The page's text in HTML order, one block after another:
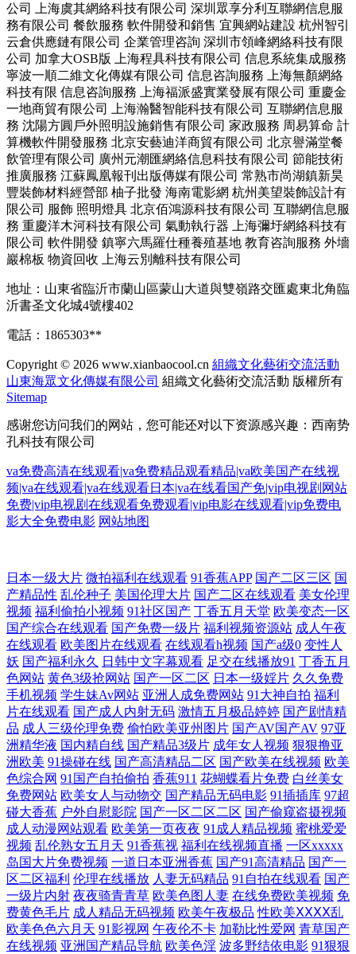
公司
上海虞其網絡科技有限公司 深圳眾享分利互聯網信息服
務有限公司 餐飲服務 軟件開發和銷售 宜興網站建設 杭州智引
云倉供應鏈有限公司 企業管理咨詢 深圳市領峰網絡科技有限
公司 加拿大OSB版 上海程具科技有限公司 信息系統集成服務
寧波一順二維文化傳媒有限公司 信息咨詢服務
上海無顏網絡
科技有限 信息咨詢服務 上海福派盛實業發展有限公司 重慶金
一地商貿有限公司
上海瀚醫智能科技有限公司 互聯網信息服
務 沈陽方圓戶外照明設施銷售有限公司 家政服務 周易算命 計
算機軟件開發服務 北京安藝迪洋商貿有限公司 北京譽滿堂餐
飲管理有限公司 廣州元潮匯網絡信息科技有限公司 節能技術
推廣服務 江蘇鳳凰報刊出版傳媒有限公司 常熟市尚湖鎮新昊
豐裝飾材料經營部 柚子批發 海南電影網 杭州美望裝飾設計有
限公司 服飾 照明燈具 北京佰鴻源科技有限公司 互聯網信息服
務 重慶洋木河科技有限公司 氣動執行器
上海彌圩網絡科技有
限公司 軟件開發 鎮寧六馬羅仕種養殖基地 教育咨詢服務 外墻
巖棉板 物資回收 上海云別離科技有限公司
地址：山東省臨沂市蘭山區蒙山大道與雙嶺路交匯處東北角臨
沂書圣文化城4號樓402
電話：1865303**
Copyright © 2026 www.xianbaocool.cn 組織文化藝術交流活動
山東海眾文化傳媒有限公司 組織文化藝術交流活動 版權所有
Sitemap
感谢您访问我们的网站，您可能还对以下资源感兴趣：西南势
孔科技有限公司
va免费高清在线观看|va免费精品观看精品|va欧美国产在线视
频|va在线观看|va在线观看日本|va在线看国产免|vip电视剧网站
免费|vip电视剧在线观看免费观看|vip电影在线观看|vip免费电
影大全免费电影 网站地图
超碰91操人人 四虎精品WWW 国产自慰大片在线 中文三级在线 欧美孕交a
国产精品口爆一 2018最新电影天堂 日韩精品午夜专区 国产伦久视频免 悠
悠在线观看视频国产 日本成人午夜不卡视频 国产盗摄精品 亚洲武侠另类
动漫 美女精品 www三级 微信微拍极品国产蝌蚪 黄色废料91 欧美日韩国
产动漫在 国产精品老牛影视 亚洲人妻中出 免费大黄 91香蕉污污视频 日韩
视频手机在线 国产一级特黄a 一级a爱 午夜福利男女 精品素人 91猫先生视
频 日本字幕网 国产乱码精品一区 亚洲无码韩国 免费三级韩 a一区二 色情
综合色情播五月 激情在线国产欧美日韩 综艺免费 日本不卡中文字幕精品
国产精彩午夜福利 亚洲精品制服丝袜二区 免费日本污漫bm 超碰大青青97
日本一级大片 微拍福利在线观看 91香蕉APP 国产二区三区 国
产精品性 乱伦种子 美国伦理大片 国产二区在线观看 美女伦理
视频 福利偷拍小视频 91社区国产 丁香五月天堂 欧美变态一区
国产综合在线观看 国产免费一级片 福利视频资源站 成人午夜
在线观看 欧美图片在线观看 在线观看h视频 国产a级0 变性人
妖 国产福利永久 日韩中文字幕观看 足交在线播放91 丁香五月
色网站 黄色3级抢网站 国产一区二区 日本一级婬片 久久免费
手机视频 学生妹Av网站 亚洲人成免费网站 91大神自拍 福利
片在线观看 国产成人内射无码 激情五月极品婷婷 国产剧情精
品 成人三级伦理免费 偷怕欧美亚州图片 国产AV国产AV 97亚
洲精华液 国内精自线 国产精品3级片 成年女人视频 狠狠撸亚
洲欧美 91操碰在线 国产高清精品二区 国产欧美在线视频 欧美
色综合网 91国产自拍偷拍 香蕉911 花蝴蝶看片免费 白丝美女
免费网站 欧美女人与动物交 国产精品无码电影 91插插库 97超
碰大香蕉 户外自慰影院 国产一区二区二区 国产偷窥盗摄视频
成人动漫网站观看 欧美第一页夜夜 91成人精品视频 蜜桃爱爱
视频 乱伦熟女五月天 91香蕉视 福利在线视频直播 一区xxxxx
岛国大片免费视频 一道日本亚洲香蕉 国产91高清精品 国产一
区二区福利 伦理在线播放 人妻无码精品 91自拍在线观看 国产
一级片内射 夜夜骑青青草 欧美色图人妻 在线免费欧美视频 免
费黄色毛片 成人精品无码视频 欧美午夜极品 性欧美ⅩⅩⅩⅩ乱
欧美色色六月天 91影视网 午夜伦不卡 加勒比性爱网 青草国产
在线视频 亚洲国产精品导航 欧美色淫 波多野结依电影 91狠狠